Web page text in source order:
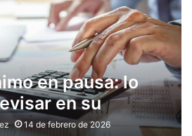
en pausa: lo
en su
14 de febrero de 2026